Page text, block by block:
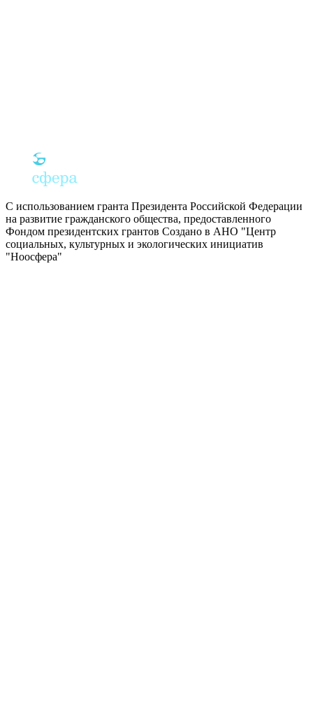
С использованием гранта Президента Российской Федерации
на развитие гражданского общества, предоставленного
Фондом президентских грантов Создано в АНО "Центр
социальных, культурных и экологических инициатив
"Ноосфера"